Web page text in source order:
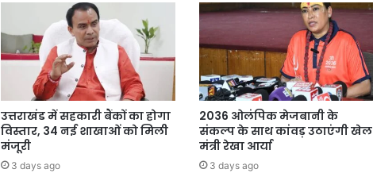
उत्तराखंड में सहकारी बैंकों का होगा
विस्तार, 34 नई शाखाओं को मिली
मंजूरी
3 days ago
2036 ओलंपिक मेजबानी के
संकल्प के साथ कांवड़ उठाएंगी खेल
मंत्री रेखा आर्या
3 days ago